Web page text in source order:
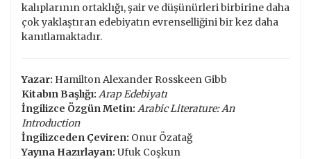
kalıplarının ortaklığı, şair ve düşünürleri birbirine daha
çok yaklaştıran edebiyatın evrenselliğini bir kez daha
kanıtlamaktadır.
Yazar: Hamilton Alexander Rosskeen Gibb
Kitabın Başlığı: Arap Edebiyatı
İngilizce Özgün Metin: Arabic Literature: An
Introduction
İngilizceden Çeviren: Onur Özatağ
Yayına Hazırlayan: Ufuk Coşkun